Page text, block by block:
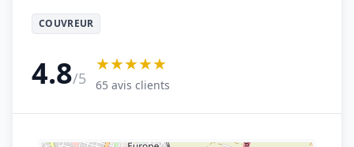
COUVREUR
4.8/5
★★★★★
65 avis clients